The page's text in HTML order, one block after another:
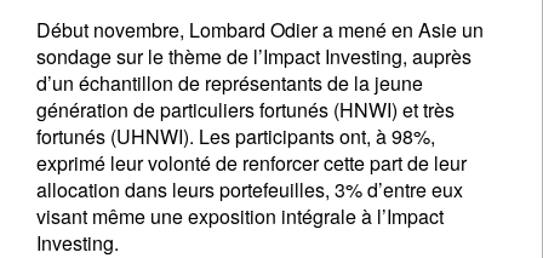
Début novembre, Lombard Odier a mené en Asie un
sondage sur le thème de l’Impact Investing, auprès
d’un échantillon de représentants de la jeune
génération de particuliers fortunés (HNWI) et très
fortunés (UHNWI). Les participants ont, à 98%,
exprimé leur volonté de renforcer cette part de leur
allocation dans leurs portefeuilles, 3% d’entre eux
visant même une exposition intégrale à l’Impact
Investing.